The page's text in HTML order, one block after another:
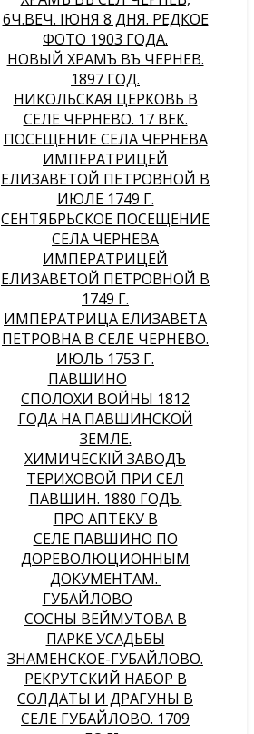
6Ч.ВЕЧ. IЮНЯ 8 ДНЯ. РЕДКОЕ
ФОТО 1903 ГОДА.
НОВЫЙ ХРАМЪ ВЪ ЧЕРНЕВѢ.
1897 ГОД.
НИКОЛЬСКАЯ ЦЕРКОВЬ В
СЕЛЕ ЧЕРНЕВО. 17 ВЕК.
ПОСЕЩЕНИЕ СЕЛА ЧЕРНЕВА
ИМПЕРАТРИЦЕЙ
ЕЛИЗАВЕТОЙ ПЕТРОВНОЙ В
ИЮЛЕ 1749 Г.
СЕНТЯБРЬСКОЕ ПОСЕЩЕНИЕ
СЕЛА ЧЕРНЕВА
ИМПЕРАТРИЦЕЙ
ЕЛИЗАВЕТОЙ ПЕТРОВНОЙ В
1749 Г.
ИМПЕРАТРИЦА ЕЛИЗАВЕТА
ПЕТРОВНА В СЕЛЕ ЧЕРНЕВО.
ИЮЛЬ 1753 Г.
ПАВШИНО
СПОЛОХИ ВОЙНЫ 1812
ГОДА НА ПАВШИНСКОЙ
ЗЕМЛЕ.
ХИМИЧЕСКIЙ ЗАВОДЪ
ТЕРИХОВОЙ ПРИ СЕЛѢ
ПАВШИНѢ. 1880 ГОДЪ.
ПРО АПТЕКУ В
СЕЛЕ ПАВШИНО ПО
ДОРЕВОЛЮЦИОННЫМ
ДОКУМЕНТАМ.
ГУБАЙЛОВО
СОСНЫ ВЕЙМУТОВА В
ПАРКЕ УСАДЬБЫ
ЗНАМЕНСКОЕ-ГУБАЙЛОВО.
РЕКРУТСКИЙ НАБОР В
СОЛДАТЫ И ДРАГУНЫ В
СЕЛЕ ГУБАЙЛОВО. 1709